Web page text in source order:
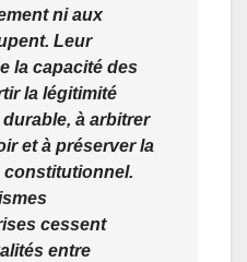
ni aux
Leur
la capacité des
la légitimité
à arbitrer
et à préserver la
constitutionnel.
cessent
entre